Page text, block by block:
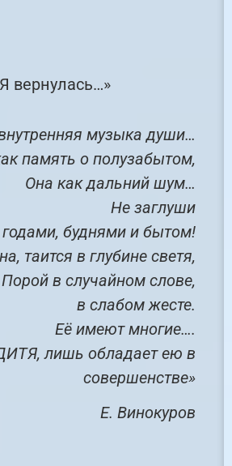
вернулась…»
музыка души…
память о полузабытом,
Она как дальний шум…
Не заглуши
годами, буднями и бытом!
таится в глубине светя,
Порой в случайном слове,
в слабом жесте.
Её имеют многие….
лишь обладает ею в
совершенстве»
Е. Винокуров